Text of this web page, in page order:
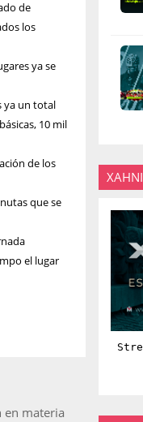
de
los
ya se
ya un total
10 mil
de los
que se
el lugar
en materia
XAHNI